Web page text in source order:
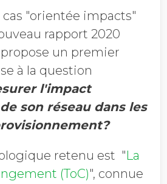
"orientée impacts"
rapport 2020
propose un premier
à la question
l'impact
son réseau dans les
retenu est "La
(ToC)", connue